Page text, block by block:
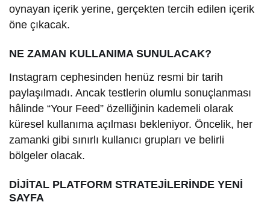
oynayan içerik yerine, gerçekten tercih edilen içerik
öne çıkacak.
NE ZAMAN KULLANIMA SUNULACAK?
Instagram cephesinden henüz resmi bir tarih
paylaşılmadı. Ancak testlerin olumlu sonuçlanması
hâlinde “Your Feed” özelliğinin kademeli olarak
küresel kullanıma açılması bekleniyor. Öncelik, her
zamanki gibi sınırlı kullanıcı grupları ve belirli
bölgeler olacak.
DİJİTAL PLATFORM STRATEJİLERİNDE YENİ
SAYFA